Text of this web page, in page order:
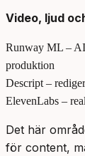
Video, ljud
Runway ML –
produktion
Descript –
ElevenLabs –
Det här
för content,